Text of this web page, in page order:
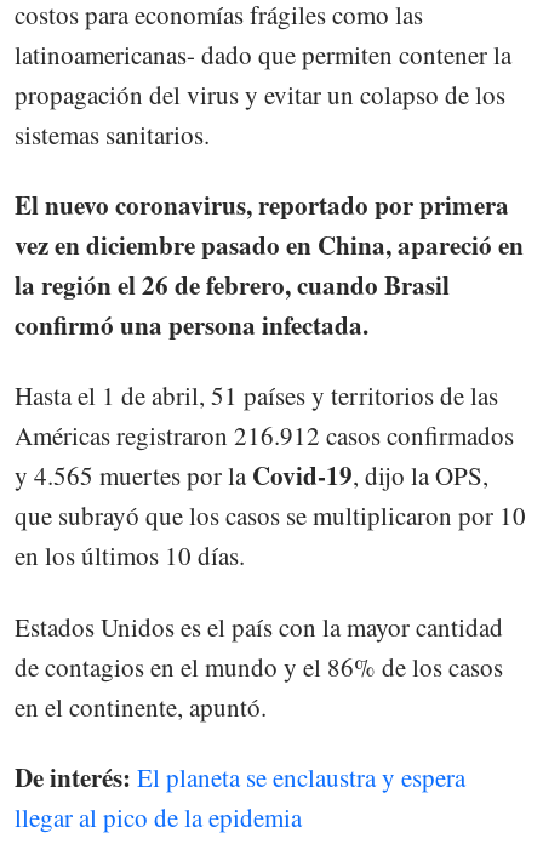
costos para economías frágiles como las
latinoamericanas- dado que permiten contener la
propagación del virus y evitar un colapso de los
sistemas sanitarios.
El nuevo coronavirus, reportado por primera
vez en diciembre pasado en China, apareció en
la región el 26 de febrero, cuando Brasil
confirmó una persona infectada.
Hasta el 1 de abril, 51 países y territorios de las
Américas registraron 216.912 casos confirmados
y 4.565 muertes por laCovid-19, dijo la OPS,
que subrayó que los casos se multiplicaron por 10
en los últimos 10 días.
Estados Unidos es el país con la mayor cantidad
de contagios en el mundo y el 86% de los casos
en el continente, apuntó.
De interés: El planeta se enclaustra y espera
llegar al pico de la epidemia